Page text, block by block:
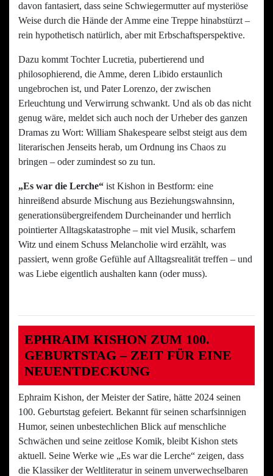
davon fantasiert, dass seine Schwiegermutter auf mysteriöse
Weise durch die Hände der Amme eine Treppe hinabstürzt –
rein hypothetisch natürlich, aber mit Erbschaftsperspektive.
Dazu kommt Tochter Lucretia, pubertierend und
philosophierend, die Amme, deren Libido erstaunlich
ungebrochen ist, und Pater Lorenzo, der zwischen
Erleuchtung und Verwirrung schwankt. Und als ob das nicht
genug wäre, meldet sich auch noch der Urheber des ganzen
Dramas zu Wort: William Shakespeare selbst steigt aus dem
literarischen Jenseits herab, um Ordnung ins Chaos zu
bringen – oder zumindest so zu tun.
„Es war die Lerche“ ist Kishon in Bestform: eine
hinreißend absurde Mischung aus Beziehungswahnsinn,
generationsübergreifendem Durcheinander und herrlich
pointierter Alltagskatastrophe – mit viel Musik, scharfem
Witz und einem Schuss Melancholie wird erzählt, was
passiert, wenn große Gefühle auf Alltagsrealität treffen – und
was Liebe eigentlich aushalten kann (oder muss).
EPHRAIM KISHON ZUM 100.
GEBURTSTAG – ZEIT FÜR EINE
NEUENTDECKUNG
Ephraim Kishon, der Meister der Satire, hätte 2024 seinen
100. Geburtstag gefeiert. Bekannt für seinen scharfsinnigen
Humor, seinen unbestechlichen Blick auf menschliche
Schwächen und seine zeitlose Komik, bleibt Kishon stets
aktuell. Seine Werke wie „Es war die Lerche“ zeigen, dass
die Klassiker der Weltliteratur in seinem unverwechselbaren